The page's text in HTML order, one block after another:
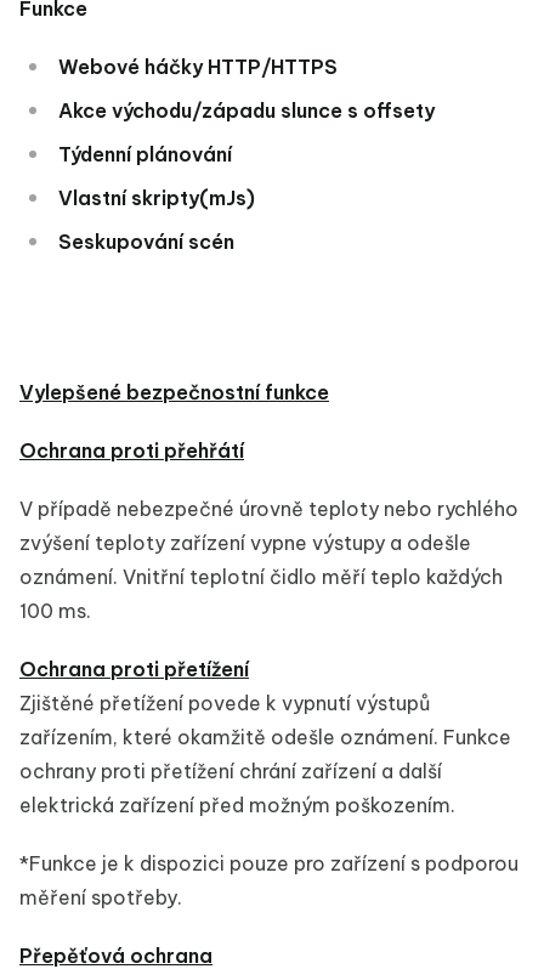
Funkce
Webové háčky HTTP/HTTPS
Akce východu/západu slunce s offsety
Týdenní plánování
Vlastní skripty(mJs)
Seskupování scén
Vylepšené bezpečnostní funkce
Ochrana proti přehřátí
V případě nebezpečné úrovně teploty nebo rychlého
zvýšení teploty zařízení vypne výstupy a odešle
oznámení. Vnitřní teplotní čidlo měří teplo každých
100 ms.
Ochrana proti přetížení
Zjištěné přetížení povede k vypnutí výstupů
zařízením, které okamžitě odešle oznámení. Funkce
ochrany proti přetížení chrání zařízení a další
elektrická zařízení před možným poškozením.
*Funkce je k dispozici pouze pro zařízení s podporou
měření spotřeby.
Přepěťová ochrana